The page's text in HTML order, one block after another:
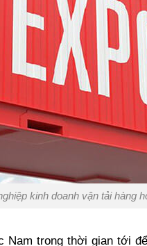
kinh doanh vận tải hàng
Nam trong thời gian tới